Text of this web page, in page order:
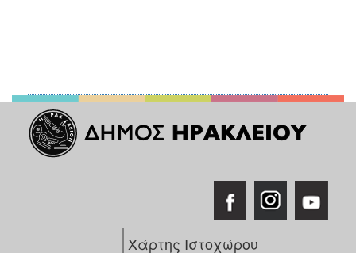
Χάρτης Ιστοχώρου